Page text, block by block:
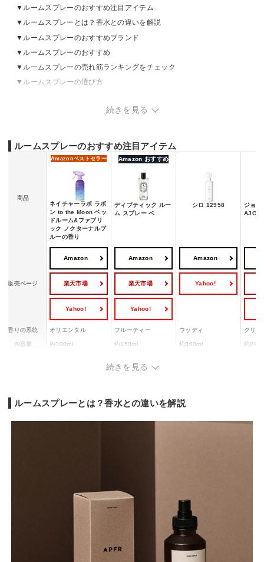
ルームスプレーのおすすめ注目アイテム
ルームスプレーとは？香水との違いを解説
ルームスプレーのおすすめブランド
ルームスプレーのおすすめ
ルームスプレーの売れ筋ランキングをチェック
ルームスプレーの選び方
続きを見る
ルームスプレーのおすすめ注目アイテム
商品
Amazonベストセラー
ネイチャーラボ ラボ
ン to the Moon ベッ
ドルーム&ファブリ
ック ノクターナルブ
ルーの香り
Amazon おすすめ
ディプティック ルー
ム スプレー ベ
シロ 12958
ジョン
販売ページ
Amazon
楽天市場
Yahoo!
Amazon
楽天市場
Yahoo!
Amazon
Yahoo!
香りの系統 オリエンタル フルーティー ウッディ クリー
内容量 約300ml 約150ml 約300ml 約
としても使用可能
続きを見る
ルームスプレーとは？香水との違いを解説